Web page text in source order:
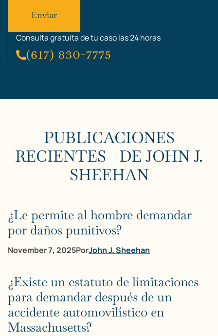
Consulta gratuita de tu caso las 24 horas
(617) 830-7775
PUBLICACIONES
RECIENTES DE JOHN J.
SHEEHAN
¿Le permite al hombre demandar
por daños punitivos?
November 7, 2025PorJohn J. Sheehan
¿Existe un estatuto de limitaciones
para demandar después de un
accidente automovilístico en
Massachusetts?